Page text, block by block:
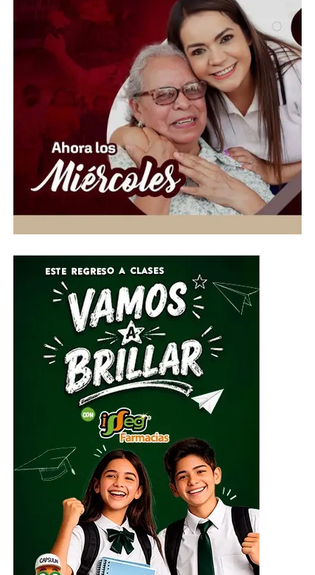
El diputado de Morena, Antonio Chaurand, presentó
una iniciativa para modificar el Código Civil del estado
con el objetivo de agilizar los procesos de adopción,
disminuir la carga burocrática y garantizar que niñas,
niños y adolescentes puedan integrarse a una familia en
el menor tiempo posible. La propuesta busca responder
a una problemática que por años ha frenado el acceso
efectivo a este derecho fundamental.
Entre los puntos centrales, se plantea que la
Procuraduría Estatal de Protección de Niñas, Niños y
Adolescentes emita el certificado de idoneidad en un
plazo máximo de 45 días hábiles, evitando retrasos que
siempre el interés superior de la niñez.
La urgencia de la reforma se refleja en las cifras:
alrededor de 600 menores permanecen en casas hogar
en Guanajuato, muchos de ellos por situaciones de
violencia o vulnerabilidad, mientras que el año pasado
solo se concretaron 74 adopciones. A esto se suma que
las probabilidades de ser adoptados disminuyen
drásticamente con la edad, lo que evidencia la necesidad
de procesos más eficientes que permitan brindarles una
oportunidad real de crecer en un entorno familiar
estable.